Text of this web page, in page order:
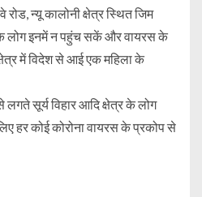
रोड, न्यू कालोनी क्षेत्र स्थित जिम
लोग इनमें न पहुंच सकें और वायरस के
में विदेश से आई एक महिला के
सूर्य विहार आदि क्षेत्र के लोग
हर कोई कोरोना वायरस के प्रकोप से